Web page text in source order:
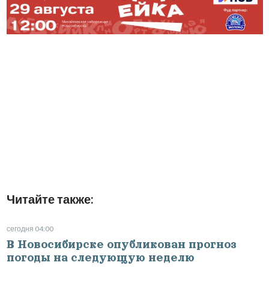
Читайте также:
сегодня 04:00
В Новосибирске опубликован прогноз
погоды на следующую неделю